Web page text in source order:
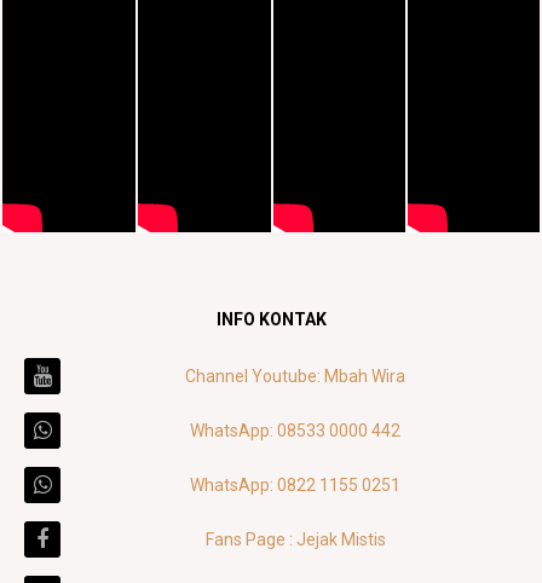
INFO KONTAK
Channel Youtube: Mbah Wira
WhatsApp: 08533 0000 442
WhatsApp: 0822 1155 0251
Fans Page : Jejak Mistis